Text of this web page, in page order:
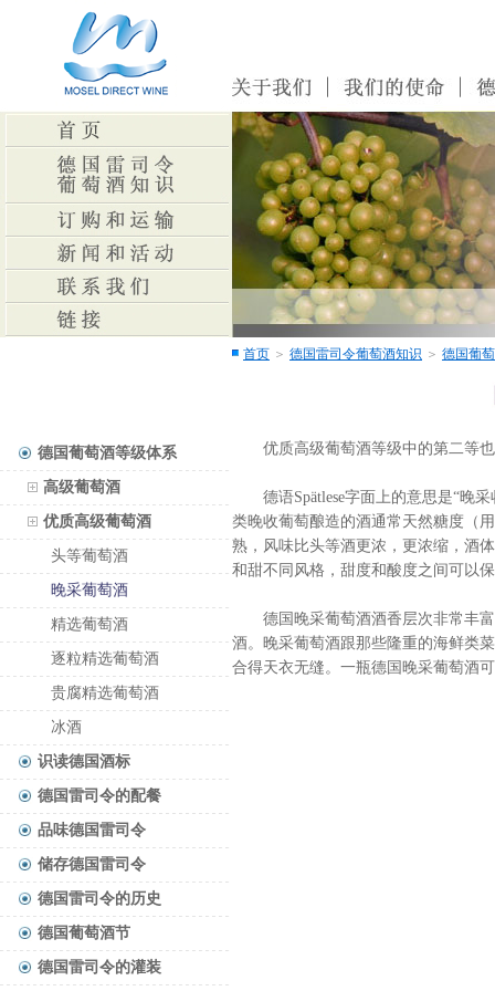
德国葡萄酒等级体系
高级葡萄酒
优质高级葡萄酒
头等葡萄酒
晚采葡萄酒
精选葡萄酒
逐粒精选葡萄酒
贵腐精选葡萄酒
冰酒
识读德国酒标
德国雷司令的配餐
品味德国雷司令
储存德国雷司令
德国雷司令的历史
德国葡萄酒节
德国雷司令的灌装
首页 ＞ 德国雷司令葡萄酒知识 ＞ 德国葡
优质高级葡萄酒等级中的第二等也
德语Spätlese字面上的意思是“晚采
类晚收葡萄酿造的酒通常天然糖度（
熟，风味比头等酒更浓，更浓缩，酒
和甜不同风格，甜度和酸度之间可以
德国晚采葡萄酒酒香层次非常丰富
酒。晚采葡萄酒跟那些隆重的海鲜类
合得天衣无缝。一瓶德国晚采葡萄酒